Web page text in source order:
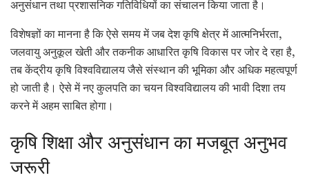
अनुसंधान तथा प्रशासनिक गतिविधियों का संचालन किया जाता है।
विशेषज्ञों का मानना है कि ऐसे समय में जब देश कृषि क्षेत्र में आत्मनिर्भरता,
जलवायु अनुकूल खेती और तकनीक आधारित कृषि विकास पर जोर दे रहा है,
तब केंद्रीय कृषि विश्वविद्यालय जैसे संस्थान की भूमिका और अधिक महत्वपूर्ण
हो जाती है। ऐसे में नए कुलपति का चयन विश्वविद्यालय की भावी दिशा तय
करने में अहम साबित होगा।
कृषि शिक्षा और अनुसंधान का मजबूत अनुभव
जरूरी